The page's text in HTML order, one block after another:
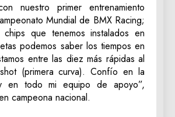
nuestro primer entrenamiento
Mundial de BMX Racing;
que tenemos instalados en
podemos saber los tiempos en
entre las diez más rápidas al
(primera curva). Confío en la
en todo mi equipo de apoyo”,
campeona nacional.